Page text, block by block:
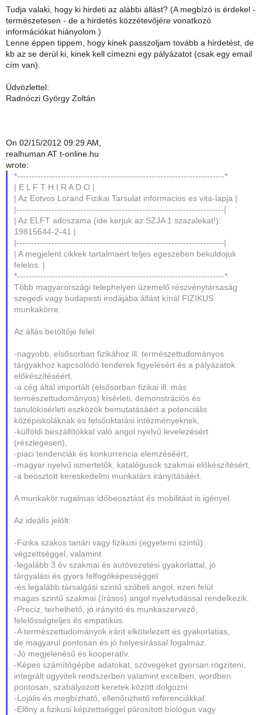
Tudja valaki, hogy ki hirdeti az alábbi állást? (A megbízó is érdekel -
természetesen - de a hirdetés közzétevőjére vonatkozó
információkat hiányolom.)
Lenne éppen tippem, hogy kinek passzoljam tovább a hirdetést, de
kb az se derül ki, kinek kell címezni egy pályázatot (csak egy email
cím van).
Üdvözlettel:
Radnóczi György Zoltán
On 02/15/2012 09:29 AM,
realhuman AT t-online.hu
wrote:
*-----------------------------------------------------------------------*
| E L F T H I R A D O |
| Az Eotvos Lorand Fizikai Tarsulat informacios es vita-lapja |
|-----------------------------------------------------------------------|
| Az ELFT adoszama (ide kerjuk az SZJA 1 szazalekat!):
19815644-2-41 |
|-----------------------------------------------------------------------|
| A megjelent cikkek tartalmaert teljes egeszeben bekuldojuk
felelos. |
*-----------------------------------------------------------------------*
Több magyarországi telephelyen üzemelő részvénytársaság
szegedi vagy budapesti irodájába állást kínál FIZIKUS
munkakörre:
Az állás betöltője felel:
-nagyobb, elsősorban fizikához ill. természettudományos
tárgyakhoz kapcsolódó tenderek figyelésért és a pályázatok
előkészítéséért,
-a cég által importált (elsősorban fizikai ill. más
természettudományos) kísérleti, demonstrációs és
tanulókísérleti eszközök bemutatásáért a potenciális
középiskoláknak és felsőoktatási intézményeknek,
-külföldi beszállítókkal való angol nyelvű levelezésért
(részlegesen),
-piaci tendenciák és konkurrencia elemzéséért,
-magyar nyelvű ismertetők, katalógusok szakmai előkészítésért,
-a beosztott kereskedelmi munkatárs irányításáért.
A munkakör rugalmas időbeosztást és mobilitást is igényel.
Az ideális jelölt:
-Fizika szakos tanári vagy fizikusi (egyetemi szintű)
végzettséggel, valamint
-legalább 3 év szakmai és autóvezetési gyakorlattal, jó
tárgyalási és gyors felfogóképességgel
-és legalább társalgási szintű szóbeli angol, ezen felül
magas szintű szakmai (írásos) angol nyelvtudással rendelkezik.
-Precíz, terhelhető, jó irányító és munkaszervező,
felelősségteljes és empatikus.
-A természettudományok iránt elkötelezett és gyakorlatias,
de magyarul pontosan és jó helyesírással fogalmaz.
-Jó megjelenésű és kooperatív.
-Képes számítógépbe adatokat, szövegeket gyorsan rögzíteni,
integrált ügyviteli rendszerben valamint excelben, wordben
pontosan, szabályozott keretek között dolgozni.
-Lojális és megbízható, ellenőrizhető referenciákkal.
-Előny a fizikusi képzettséggel párosított biológus vagy